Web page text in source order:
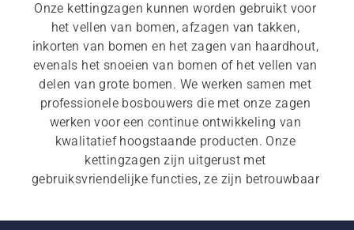
Onze kettingzagen kunnen worden gebruikt voor
het vellen van bomen, afzagen van takken,
inkorten van bomen en het zagen van haardhout,
evenals het snoeien van bomen of het vellen van
delen van grote bomen. We werken samen met
professionele bosbouwers die met onze zagen
werken voor een continue ontwikkeling van
kwalitatief hoogstaande producten. Onze
kettingzagen zijn uitgerust met
gebruiksvriendelijke functies, ze zijn betrouwbaar
steeds uitstekende prestaties te leveren.